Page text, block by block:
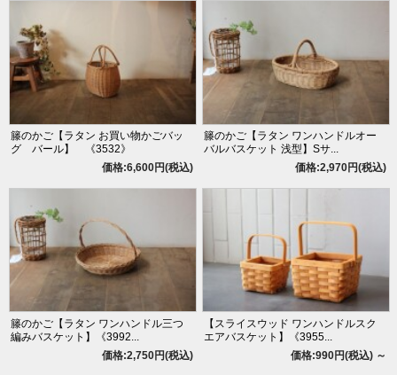
籐のかご【ラタン お買い物かごバッ
グ バール】 《3532》
価格:6,600円(税込)
籐のかご【ラタン ワンハンドルオー
バルバスケット 浅型】Sサ...
価格:2,970円(税込)
籐のかご【ラタン ワンハンドル三つ
編みバスケット】《3992...
価格:2,750円(税込)
【スライスウッド ワンハンドルスク
エアバスケット】《3955...
価格:990円(税込) ～